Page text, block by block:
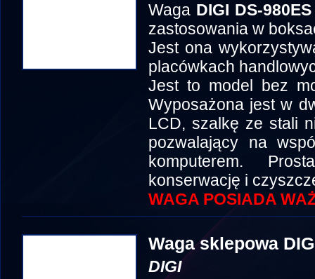
Waga DIGI DS-980ES
zastosowania w
Jest ona
placówkach
Jest to model bez
Wyposażona jest w
LCD, szalkę ze stali
pozwalający na
komputerem.
konserwację i
WAGA POSIADA
Waga sklepowa
DIGI